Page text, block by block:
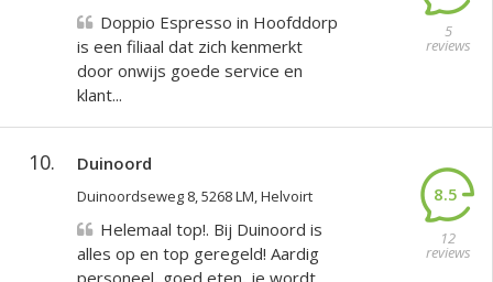
5
reviews
Doppio Espresso in Hoofddorp
is een filiaal dat zich kenmerkt
door onwijs goede service en
klant...
10. Duinoord
Duinoordseweg 8, 5268 LM, Helvoirt 8.5
12
reviews
Helemaal top!. Bij Duinoord is
alles op en top geregeld! Aardig
personeel, goed eten, je wordt